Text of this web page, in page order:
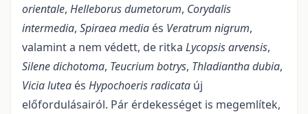
orientale, Helleborus dumetorum, Corydalis
intermedia, Spiraea media és Veratrum nigrum,
valamint a nem védett, de ritka Lycopsis arvensis,
Silene dichotoma, Teucrium botrys, Thladiantha dubia,
Vicia lutea és Hypochoeris radicata új
előfordulásairól. Pár érdekességet is megemlítek,